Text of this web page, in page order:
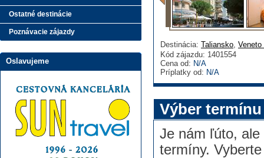
Destinácia: Taliansko,
Kód zájazdu: 1401554
Cena od: N/A
Príplatky od: N/A
Výber termínu
Je nám ľúto, ale
termíny.
Ostatné destinácie
Poznávacie zájazdy
Oslavujeme